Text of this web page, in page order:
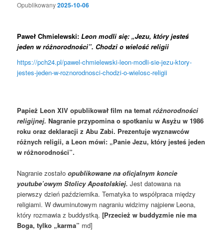
Opublikowany2025-10-06
Paweł Chmielewski:Leon modli się: „Jezu, który jesteś
jeden w różnorodności”. Chodzi o wielość religii
https://pch24.pl/pawel-chmielewski-leon-modli-sie-jezu-ktory-
jestes-jeden-w-roznorodnosci-chodzi-o-wielosc-religii
Papież Leon XIV opublikował film na tematróżnorodności
religijnej.Nagranie przypomina o spotkaniu w Asyżu w 1986
roku oraz deklaracji z Abu Zabi. Prezentuje wyznawców
różnych religii, a Leon mówi: „Panie Jezu, który jesteś jeden
w różnorodności”.
Nagranie zostało opublikowane na oficjalnym koncie
youtube’owym Stolicy Apostolskiej.Jest datowana na
pierwszy dzień października. Tematyka to współpraca między
religiami. W dwuminutowym nagraniu widzimy najpierw Leona,
który rozmawia z buddystką. [Przecież w buddyzmie nie ma
Boga, tylko „karma” md]